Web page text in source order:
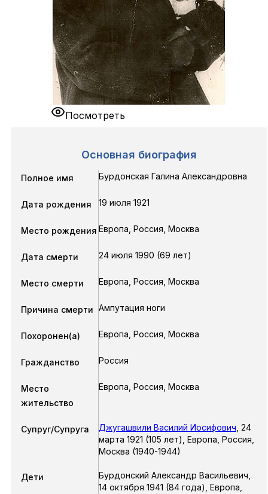
Посмотреть
Основная биография
Полное имя Бурдонская Галина Александровна
Дата рождения 19 июля 1921
Место рождения Европа, Россия, Москва
Дата смерти 24 июля 1990 (69 лет)
Место смерти Европа, Россия, Москва
Причина смерти Ампутация ноги
Похоронен(a) Европа, Россия, Москва
Гражданство Россия
Место
жительство
Европа, Россия, Москва
Супруг/Супруга Джугашвили Василий Иосифович 24
марта 1921 (105 лет), Европа, Россия,
Москва (1940-1944)
Дети Бурдонский Александр Васильевич
14 октября 1941 (84 года), Европа,